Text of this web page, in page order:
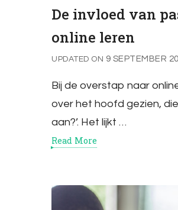
De invloed van
online leren
UPDATED ON 9 SEPTEMBER
Bij de overstap naar
over het hoofd gezien,
aan?’. Het lijkt …
Read More